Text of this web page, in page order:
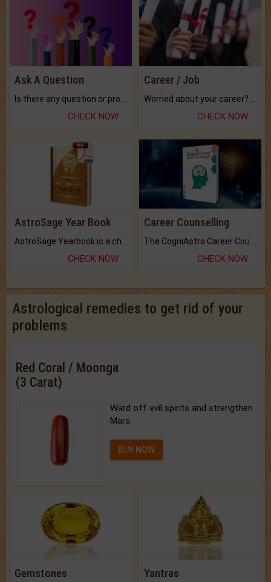
Ask A Question
CHECK NOW
Career / Job
CHECK NOW
AstroSage Year Book
CHECK NOW
Career Counselling
CHECK NOW
Astrological remedies to get rid of your
problems
Red Coral / Moonga
(3 Carat)
Ward off evil spirits and strengthen
Mars.
BUY NOW
Gemstones Yantras